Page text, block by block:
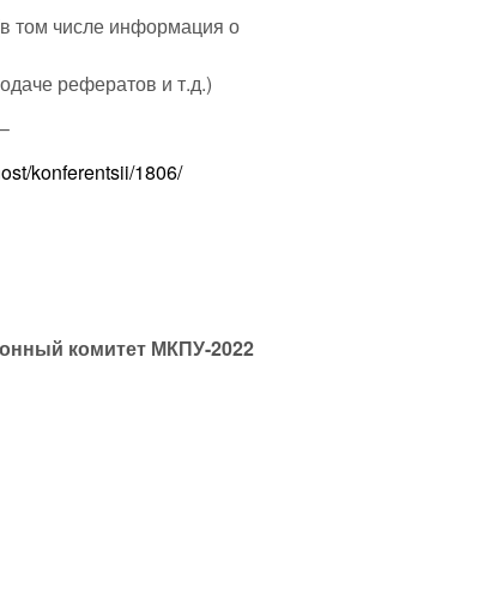
том числе информация о
рефератов и т.д.)
konferentsii/1806/
комитет МКПУ-2022